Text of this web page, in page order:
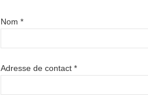
Nom *
Adresse de contact *